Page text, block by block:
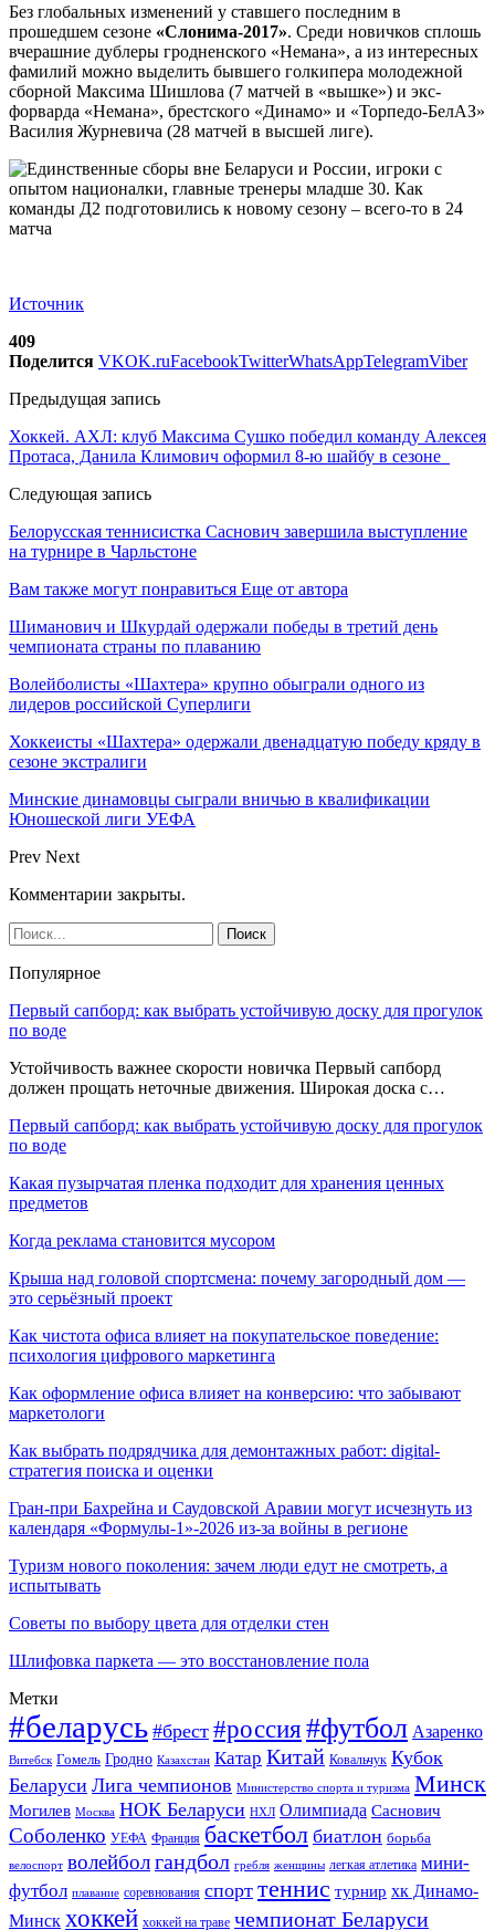
Без глобальных изменений у ставшего последним в
прошедшем сезоне «Слонима-2017». Среди новичков сплошь
вчерашние дублеры гродненского «Немана», а из интересных
фамилий можно выделить бывшего голкипера молодежной
сборной Максима Шишлова (7 матчей в «вышке») и экс-
форварда «Немана», брестского «Динамо» и «Торпедо-БелАЗ»
Василия Журневича (28 матчей в высшей лиге).
Источник
409
Поделится VKOK.ruFacebookTwitterWhatsAppTelegramViber
Предыдущая запись
Хоккей. АХЛ: клуб Максима Сушко победил команду Алексея
Протаса, Данила Климович оформил 8-ю шайбу в сезоне
Следующая запись
Белорусская теннисистка Саснович завершила выступление
на турнире в Чарльстоне
Вам также могут понравиться Еще от автора
Шиманович и Шкурдай одержали победы в третий день
чемпионата страны по плаванию
Волейболисты «Шахтера» крупно обыграли одного из
лидеров российской Суперлиги
Хоккеисты «Шахтера» одержали двенадцатую победу кряду в
сезоне экстралиги
Минские динамовцы сыграли вничью в квалификации
Юношеской лиги УЕФА
Prev Next
Комментарии закрыты.
Популярное
Первый сапборд: как выбрать устойчивую доску для прогулок
по воде
Устойчивость важнее скорости новичка Первый сапборд
должен прощать неточные движения. Широкая доска с…
Первый сапборд: как выбрать устойчивую доску для прогулок
по воде
Какая пузырчатая пленка подходит для хранения ценных
предметов
Когда реклама становится мусором
Крыша над головой спортсмена: почему загородный дом —
это серьёзный проект
Как чистота офиса влияет на покупательское поведение:
психология цифрового маркетинга
Как оформление офиса влияет на конверсию: что забывают
маркетологи
Как выбрать подрядчика для демонтажных работ: digital-
стратегия поиска и оценки
Гран-при Бахрейна и Саудовской Аравии могут исчезнуть из
календаря «Формулы-1»-2026 из-за войны в регионе
Туризм нового поколения: зачем люди едут не смотреть, а
испытывать
Советы по выбору цвета для отделки стен
Шлифовка паркета — это восстановление пола
Метки
#беларусь #брест #россия#футбол Азаренко
Витебск Гомель Гродно Казахстан Катар Китай Ковальчук Кубок
Беларуси Лига чемпионов Министерство спорта и туризма Минск
Могилев Москва НОК Беларуси НХЛ Олимпиада Саснович
Соболенко УЕФА Франция баскетбол биатлон борьба
велоспорт волейболгандбол гребля женщины легкая атлетика мини-
футбол плавание соревнования спорт теннис турнир хк Динамо-
Минск хоккей хоккей на траве чемпионат Беларуси